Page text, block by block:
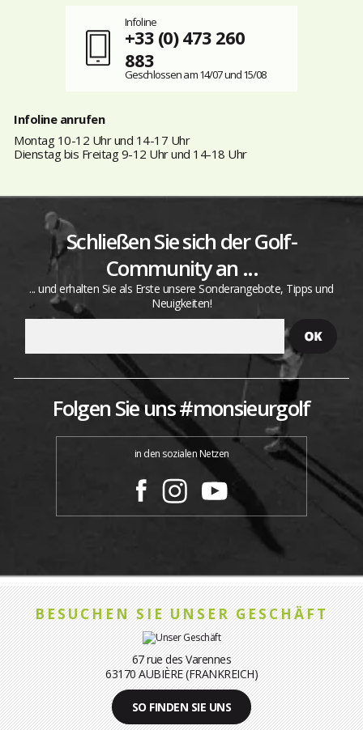
Infoline
+33 (0) 473 260
883
Geschlossen am 14/07 und 15/08
Infoline anrufen
Montag 10-12 Uhr und 14-17 Uhr
Dienstag bis Freitag 9-12 Uhr und 14-18 Uhr
Schließen Sie sich der Golf-
Community an ...
... und erhalten Sie als Erste unsere Sonderangebote, Tipps und
Neuigkeiten!
Folgen Sie uns #monsieurgolf
in den sozialen Netzen
BESUCHEN SIE UNSER GESCHÄFT
67 rue des Varennes
63170 AUBIÈRE (FRANKREICH)
SO FINDEN SIE UNS